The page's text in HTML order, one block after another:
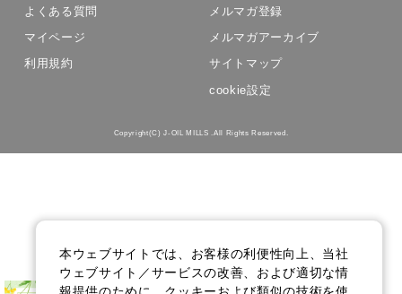
よくある質問
マイページ
利用規約
メルマガ登録
メルマガアーカイブ
サイトマップ
cookie設定
Copyright(C) J-OIL MILLS .All Rights Reserved.
本ウェブサイトでは、お客様の利便性向上、当社
ウェブサイト／サービスの改善、および適切な情